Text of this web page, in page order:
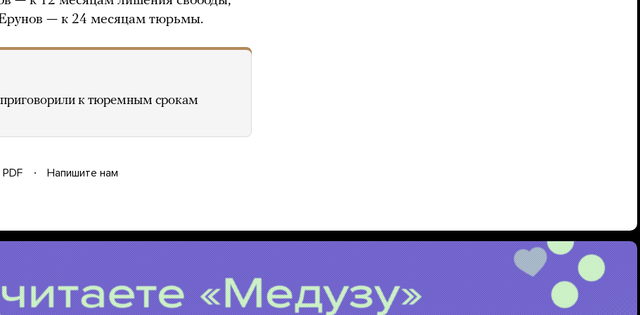
— к 24 месяцам тюрьмы.
к тюремным срокам
PDF
Напишите нам